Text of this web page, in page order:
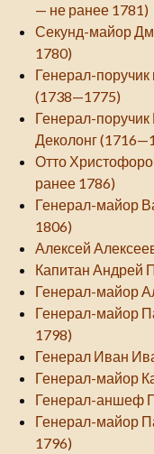
— не ранее 1781)
Секунд-майор
1780)
Генерал-
(1738—1775)
Генерал-
Деколонг
Отто
ранее 1786)
Генерал-майор
1806)
Алексей
Капитан Андрей
Генерал-майор
Генерал-майор
1798)
Генерал Иван
Генерал-майор
Генерал-аншеф
Генерал-майор
1796)